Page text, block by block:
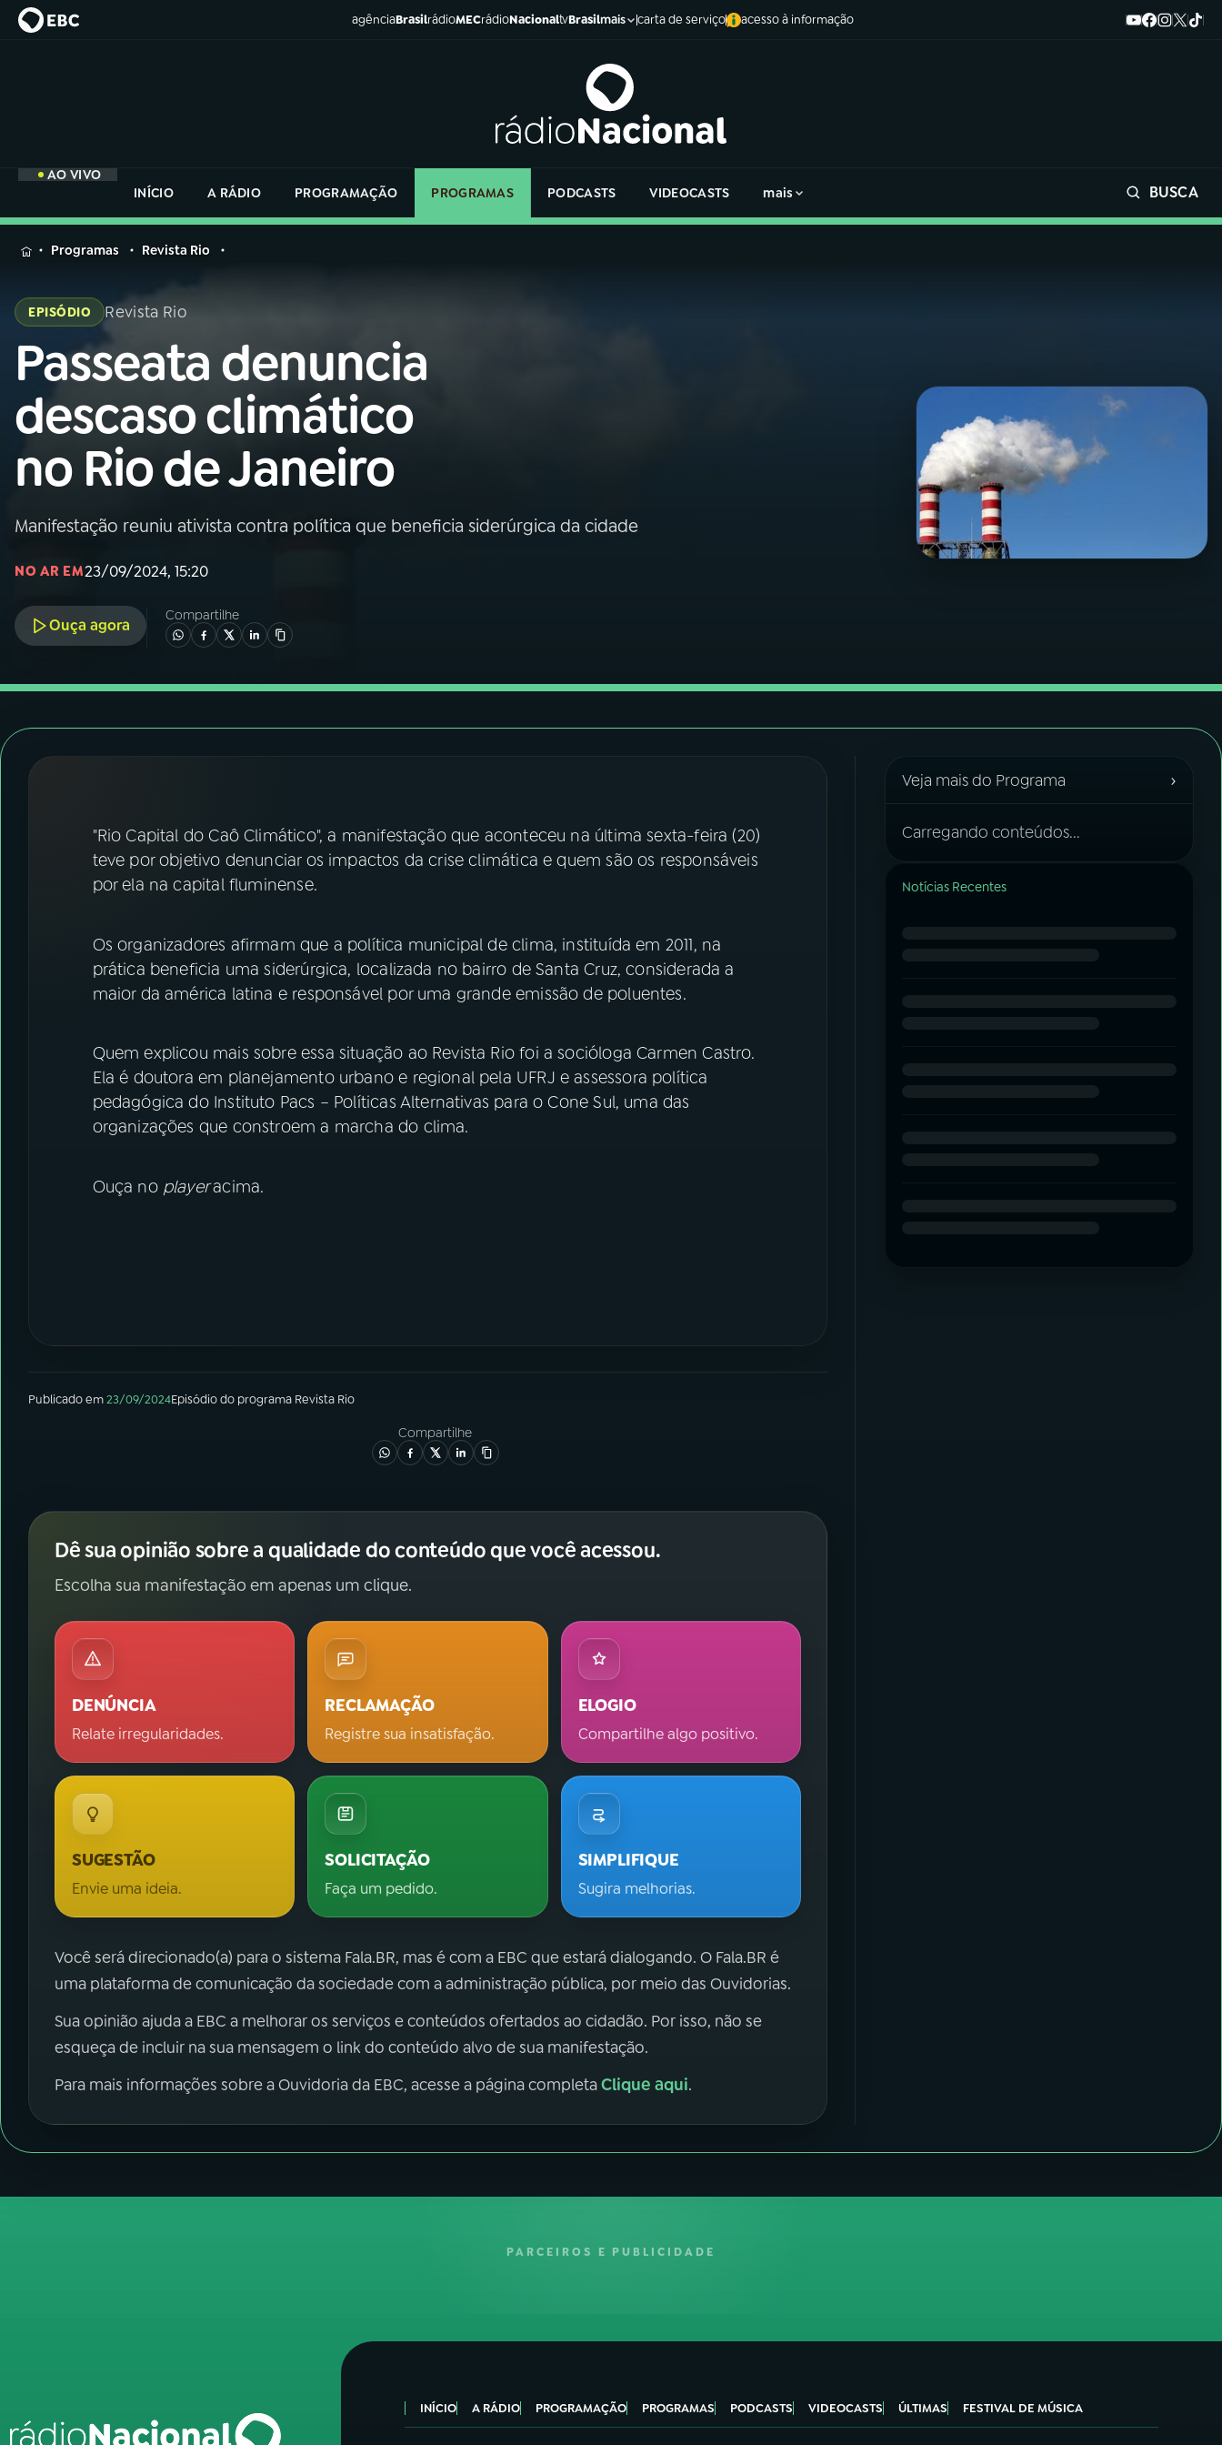
agênciaBrasilrádioMECrádioNacionaltvBrasilmais carta de serviço acesso à informação
AO VIVO
INÍCIO
A RÁDIO PROGRAMAÇÃO PROGRAMAS PODCASTS VIDEOCASTS mais BUSCA
MENU
Buscar
na
Rádio
Nacional
01 INÍCIO
02 A RÁDIO
03PROGRAMAÇÃO
PROGRAMAS
FESTIVAL DE MÚSICA
ACOMPANHE A RÁDIO NACIONAL
YouTube Facebook
na
Rádio
Programas Revista Rio
EPISÓDIO Revista Rio
Passeata denuncia
descaso climático
no Rio de Janeiro
Manifestação reuniu ativista contra política que beneficia siderúrgica da cidade
NO AR EM23/09/2024, 15:20
Ouça agora
Compartilhe
"Rio Capital do Caô Climático", a manifestação que aconteceu na última sexta-feira (20)
teve por objetivo denunciar os impactos da crise climática e quem são os responsáveis
por ela na capital fluminense.
Os organizadores afirmam que a política municipal de clima, instituída em 2011, na
prática beneficia uma siderúrgica, localizada no bairro de Santa Cruz, considerada a
maior da américa latina e responsável por uma grande emissão de poluentes.
Quem explicou mais sobre essa situação ao Revista Rio foi a socióloga Carmen Castro.
Ela é doutora em planejamento urbano e regional pela UFRJ e assessora política
pedagógica do Instituto Pacs – Políticas Alternativas para o Cone Sul, uma das
organizações que constroem a marcha do clima.
Ouça no playeracima.
Publicado em23/09/2024Episódiodo programa Revista Rio
Compartilhe
Dê sua opinião sobre a qualidade do conteúdo que você acessou.
Escolha sua manifestação em apenas um clique.
DENÚNCIA
Relate irregularidades.
RECLAMAÇÃO
Registre sua insatisfação.
ELOGIO
Compartilhe algo positivo.
SUGESTÃO
Envie uma ideia.
SOLICITAÇÃO
Faça um pedido.
SIMPLIFIQUE
Sugira melhorias.
Você será direcionado(a) para o sistema Fala.BR, mas é com a EBC que estará dialogando. O Fala.BR é
uma plataforma de comunicação da sociedade com a administração pública, por meio das Ouvidorias.
Sua opinião ajuda a EBC a melhorar os serviços e conteúdos ofertados ao cidadão. Por isso, não se
esqueça de incluir na sua mensagem o link do conteúdo alvo de sua manifestação.
Para mais informações sobre a Ouvidoria da EBC, acesse a página completaClique aqui.
Veja mais do Programa ›
Carregando conteúdos...
Notícias Recentes
PARCEIROS E PUBLICIDADE
INÍCIO A RÁDIO PROGRAMAÇÃO PROGRAMAS PODCASTS VIDEOCASTS ÚLTIMAS FESTIVAL DE MÚSICA